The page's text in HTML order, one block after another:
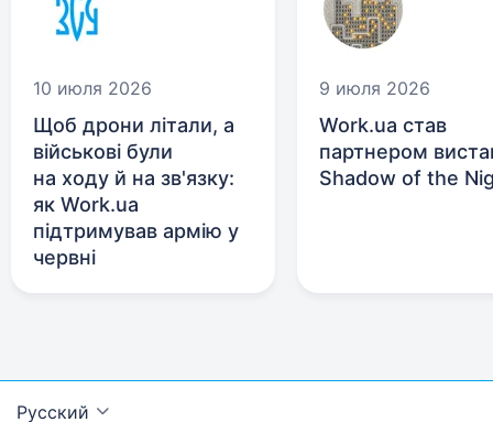
10 июля 2026
Щоб дрони літали, а
військові були
на ходу й на зв'язку:
як Work.ua
підтримував армію у
червні
9 июля 2026
Work.ua став
партнером
Shadow of the
Русский